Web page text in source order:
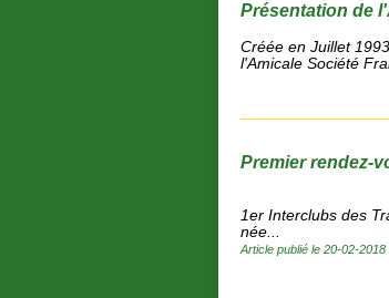
Présentation de
Créée en Juillet
l'Amicale Société
Premier rendez-
1er Interclubs des
née...
Article publié le 20-02-2018